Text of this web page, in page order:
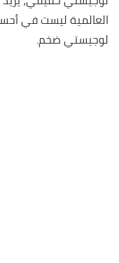
العالمية ليست في
لوجيستي ضخم.